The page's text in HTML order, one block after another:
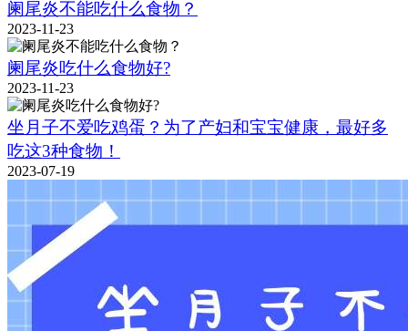
阑尾炎不能吃什么食物？
2023-11-23
阑尾炎吃什么食物好?
2023-11-23
坐月子不爱吃鸡蛋？为了产妇和宝宝健康，最好多
吃这3种食物！
2023-07-19